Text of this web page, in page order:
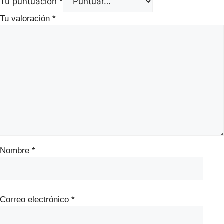
Tu valoración *
Nombre *
Correo electrónico *